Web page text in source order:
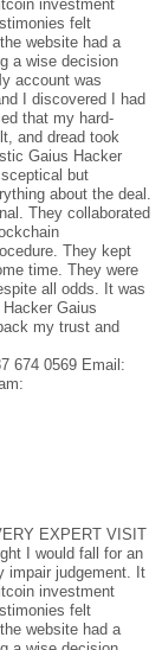
investment
felt
website had a
a wise decision
account was
I discovered I had
that my hard-
and dread took
Gaius Hacker
but
about the deal.
They collaborated
They kept
time. They were
all odds. It was
Gaius
my trust and
674 0569 Email:
EXPERT VISIT
I would fall for an
impair judgement. It
investment
felt
website had a